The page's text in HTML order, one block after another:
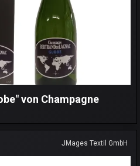
von Champagne
JMages Textil GmbH